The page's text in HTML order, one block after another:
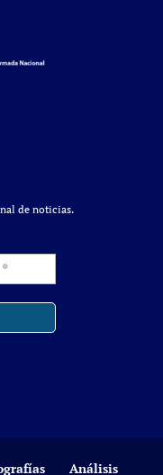
de noticias.
Análisis